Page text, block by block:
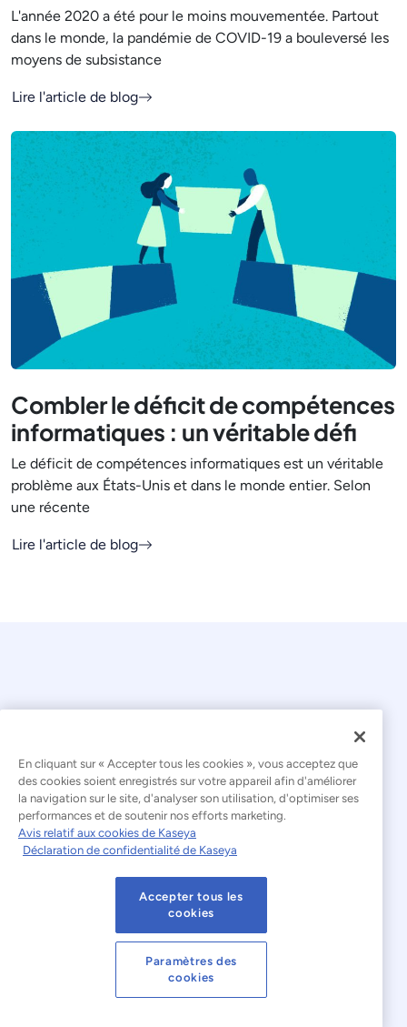
L'année 2020 a été pour le moins mouvementée. Partout
dans le monde, la pandémie de COVID-19 a bouleversé les
moyens de subsistance
Lire l'article de blog
Combler le déficit de compétences
informatiques : un véritable défi
Le déficit de compétences informatiques est un véritable
problème aux États-Unis et dans le monde entier. Selon
une récente
Lire l'article de blog
© 2026 Kaseya. Tous droits réservés.
Français
Déclaration relative à l'esclavage moderne
Mentions légales
Conditions d'utilisation du site web
Déclaration de confidentialité
Avis relatif aux cookies
En cliquant sur « Accepter tous les cookies », vous acceptez que
des cookies soient enregistrés sur votre appareil afin d'améliorer
la navigation sur le site, d'analyser son utilisation, d'optimiser ses
performances et de soutenir nos efforts marketing.
Avis relatif aux cookies de Kaseya
Déclaration de confidentialité de Kaseya
Accepter tous les
cookies
Paramètres des
cookies